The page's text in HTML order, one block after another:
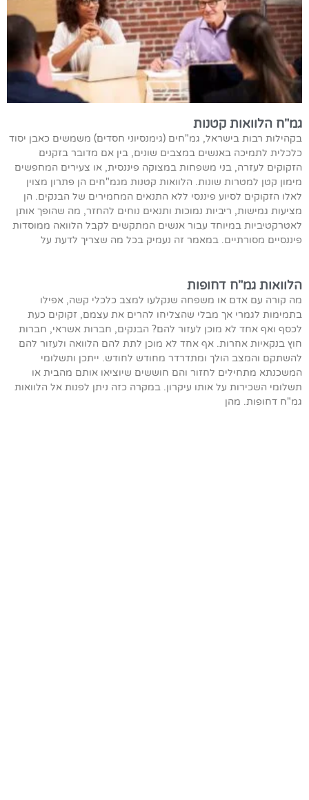
גמ"ח הלוואות קטנות
בקהילות רבות בישראל, גמ"חים (גימנסיוני חסדים) משמשים כאבן יסוד
כלכלית לתמיכה באנשים במצבים שונים, בין אם מדובר בזקנים
הזקוקים לעזרה, בני משפחות במצוקה פיננסית, או צעירים המחפשים
מימון קטן למטרות שונות. הלוואות קטנות מגמ"חים הן פתרון מצוין
לאלו הזקוקים לסיוע פיננסי ללא התנאים המחמירים של הבנקים. הן
מציעות גמישות, ריביות נמוכות ותנאים נוחים להחזר, מה שהופך אותן
לאטרקטיביות במיוחד עבור אנשים המתקשים לקבל הלוואה ממוסדות
פיננסיים מסורתיים. במאמר זה נעמיק בכל מה שצריך לדעת על
הלוואות גמ"ח דחופות
מה קורה עם אדם או משפחה שנקלעו למצב כלכלי קשה, אפילו
בתמימות לגמרי אך מבלי שהצליחו להרים את עצמם, זקוקים כעת
לכסף ואף אחד לא מוכן לעזור להם? הבנקים, חברות אשראי, חברות
חוץ בנקאיות אחרות. אף אחד לא מוכן לתת להם הלוואה ולעזור להם
להשתקם והמצב הולך ומתדרדר מחודש לחודש. ייתכן ותשלומי
המשכנתא מתחילים לחזור והם חוששים שיוציאו אותם מהבית או
תשלומי השכירות על אותו עיקרון. במקרה כזה ניתן לפנות אל הלוואות
גמ"ח דחופות. מהן